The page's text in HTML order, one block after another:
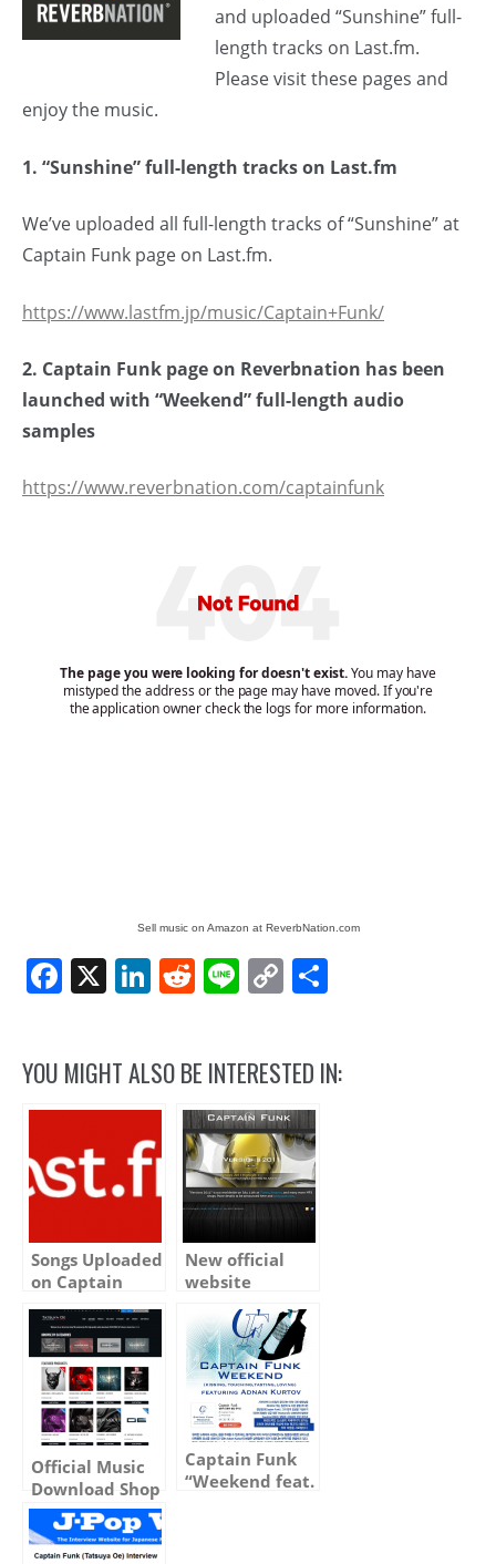
and uploaded “Sunshine” full-
length tracks on Last.fm.
Please visit these pages and
enjoy the music.
1. “Sunshine” full-length tracks on Last.fm
We’ve uploaded all full-length tracks of “Sunshine” at
Captain Funk page on Last.fm.
https://www.lastfm.jp/music/Captain+Funk/
2. Captain Funk page on Reverbnation has been
launched with “Weekend” full-length audio
samples
https://www.reverbnation.com/captainfunk
Sell music on Amazon at ReverbNation.com
Facebook
X LinkedIn
Reddit
LineCopy
YOU MIGHT ALSO BE INTERESTED IN:
Songs Uploaded
on Captain
Funk & Tatsuya
Oe Last.fm
pages
New official
website
“www.captainfunkofficial.com”
Launched
Official Music
Download Shop
Launched
Captain Funk
“Weekend feat.